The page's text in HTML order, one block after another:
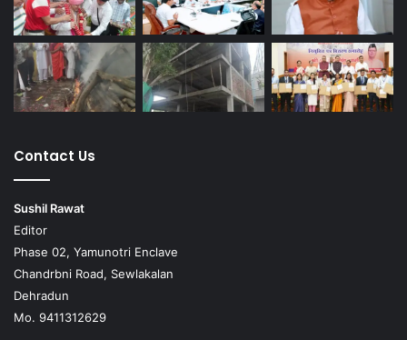
Contact Us
Sushil Rawat
Editor
Phase 02, Yamunotri Enclave
Chandrbni Road, Sewlakalan
Dehradun
Mo. 9411312629